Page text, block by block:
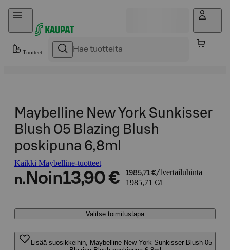
Hyppää sisältöön
Tuotteet
Maybelline New York Sunkisser
Blush 05 Blazing Blush
poskipuna 6,8ml
Kaikki Maybelline-tuotteet
n. Noin13,90 € 1985,71 €/l vertailuhinta
1985,71 €/l
Valitse toimitustapa
Lisää suosikkeihin, Maybelline New York Sunkisser Blush 05